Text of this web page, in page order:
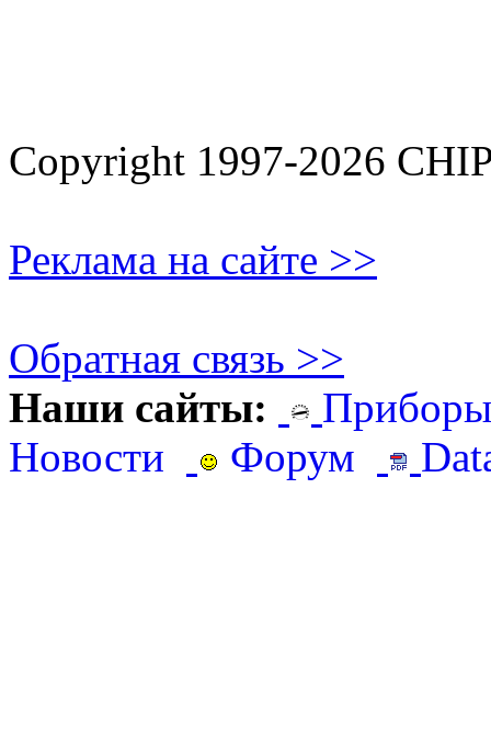
Copyright 1997-2026
Реклама на сайте >>
Обратная связь >>
Наши сайты:
Новости
Форум